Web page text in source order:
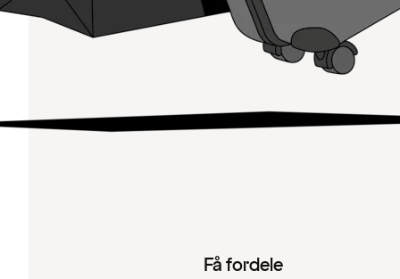
Få fordele